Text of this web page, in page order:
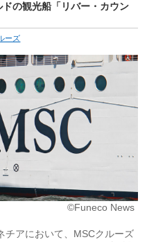
の観光船「リバー・カウン
ーズ
©Funeco News
チアにおいて、MSCクルーズ